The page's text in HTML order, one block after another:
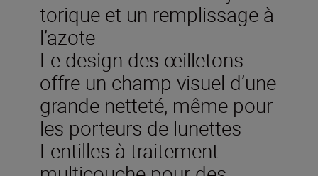
torique et un remplissage à
l’azote
Le design des œilletons
offre un champ visuel d’une
grande netteté, même pour
les porteurs de lunettes
Lentilles à traitement